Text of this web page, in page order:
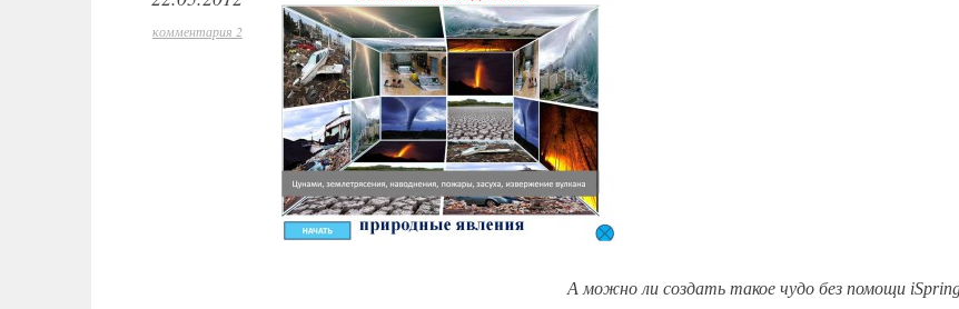
комментария 2
А можно ли создать такое чудо без помощи